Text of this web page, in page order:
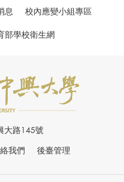
息 校內應變小組專區
部學校衛生網
大路145號
我們 後臺管理